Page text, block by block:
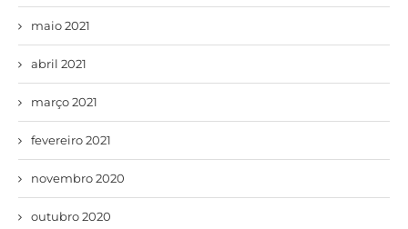
maio 2021
abril 2021
março 2021
fevereiro 2021
novembro 2020
outubro 2020